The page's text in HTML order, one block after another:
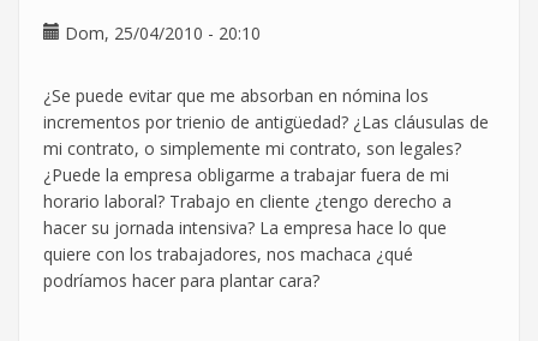
Dom, 25/04/2010 - 20:10
¿Se puede evitar que me absorban en nómina los
incrementos por trienio de antigüedad? ¿Las cláusulas de
mi contrato, o simplemente mi contrato, son legales?
¿Puede la empresa obligarme a trabajar fuera de mi
horario laboral? Trabajo en cliente ¿tengo derecho a
hacer su jornada intensiva? La empresa hace lo que
quiere con los trabajadores, nos machaca ¿qué
podríamos hacer para plantar cara?